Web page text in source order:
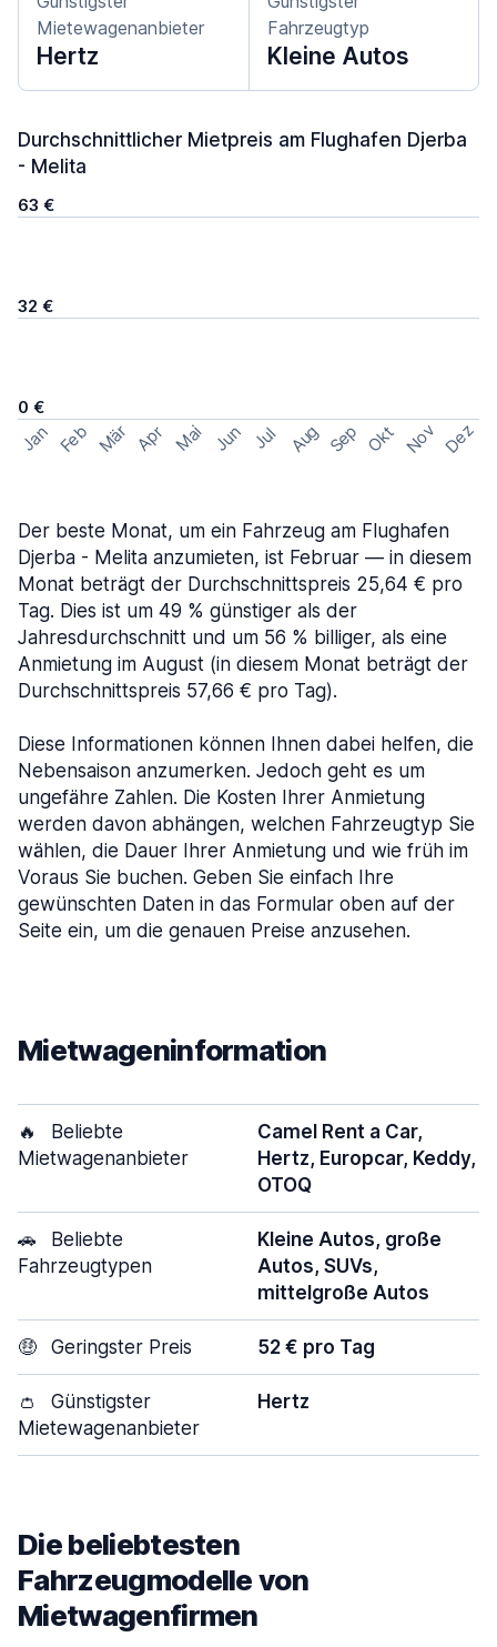
Mietewagenanbieter
Hertz
Fahrzeugtyp
Kleine Autos
Durchschnittlicher Mietpreis am Flughafen Djerba
- Melita
63 €
32 €
0 €
Jan Feb Mär Apr Mai Jun Jul Aug Sep Okt Nov Dez
Der beste Monat, um ein Fahrzeug am Flughafen
Djerba - Melita anzumieten, ist Februar — in diesem
Monat beträgt der Durchschnittspreis 25,64 € pro
Tag. Dies ist um 49 % günstiger als der
Jahresdurchschnitt und um 56 % billiger, als eine
Anmietung im August (in diesem Monat beträgt der
Durchschnittspreis 57,66 € pro Tag).
Diese Informationen können Ihnen dabei helfen, die
Nebensaison anzumerken. Jedoch geht es um
ungefähre Zahlen. Die Kosten Ihrer Anmietung
werden davon abhängen, welchen Fahrzeugtyp Sie
wählen, die Dauer Ihrer Anmietung und wie früh im
Voraus Sie buchen. Geben Sie einfach Ihre
gewünschten Daten in das Formular oben auf der
Seite ein, um die genauen Preise anzusehen.
Mietwageninformation
🔥
Beliebte
Mietwagenanbieter
Camel Rent a Car,
Hertz, Europcar, Keddy,
OTOQ
🚗
Beliebte
Fahrzeugtypen
Kleine Autos, große
Autos, SUVs,
mittelgroße Autos
🤑 Geringster Preis 52 € pro Tag
👛
Günstigster
Mietewagenanbieter
Hertz
Die beliebtesten
Fahrzeugmodelle von
Mietwagenfirmen